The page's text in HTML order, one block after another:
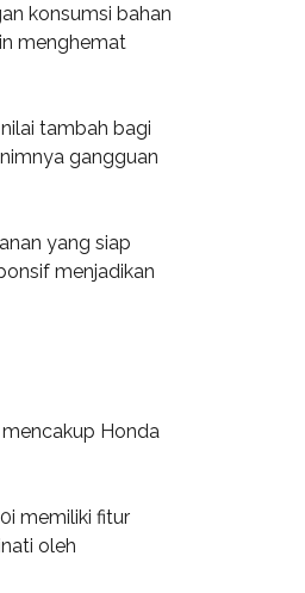
konsumsi bahan
menghemat
tambah bagi
gangguan
yang siap
menjadikan
Honda
memiliki fitur
oleh